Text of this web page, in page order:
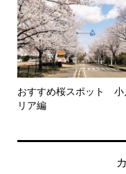
おすすめ桜スポット 小
リア編